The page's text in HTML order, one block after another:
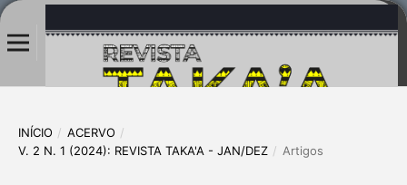
INÍCIO / ACERVO /
V. 2 N. 1 (2024): REVISTA TAKA'A - JAN/DEZ / Artigos